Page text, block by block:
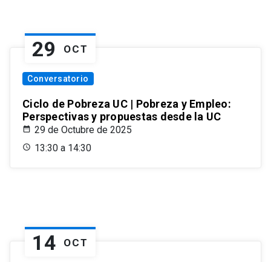
29 OCT
Conversatorio
Ciclo de Pobreza UC | Pobreza y Empleo:
Perspectivas y propuestas desde la UC
29 de Octubre de 2025
13:30 a 14:30
14 OCT